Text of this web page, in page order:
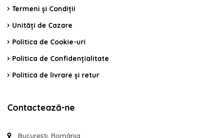
Termeni și Condiții
Unități de Cazare
Politica de Cookie-uri
Politica de Confidențialitate
Politica de livrare și retur
Contactează-ne
București, România